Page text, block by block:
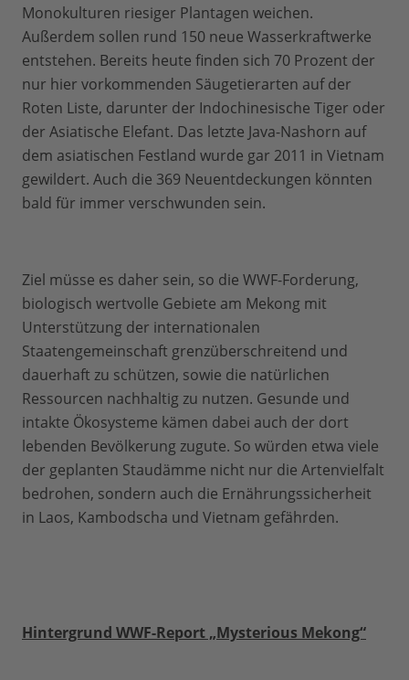
Monokulturen riesiger Plantagen weichen.
Außerdem sollen rund 150 neue Wasserkraftwerke
entstehen. Bereits heute finden sich 70 Prozent der
nur hier vorkommenden Säugetierarten auf der
Roten Liste, darunter der Indochinesische Tiger oder
der Asiatische Elefant. Das letzte Java-Nashorn auf
dem asiatischen Festland wurde gar 2011 in Vietnam
gewildert. Auch die 369 Neuentdeckungen könnten
bald für immer verschwunden sein.
Ziel müsse es daher sein, so die WWF-Forderung,
biologisch wertvolle Gebiete am Mekong mit
Unterstützung der internationalen
Staatengemeinschaft grenzüberschreitend und
dauerhaft zu schützen, sowie die natürlichen
Ressourcen nachhaltig zu nutzen. Gesunde und
intakte Ökosysteme kämen dabei auch der dort
lebenden Bevölkerung zugute. So würden etwa viele
der geplanten Staudämme nicht nur die Artenvielfalt
bedrohen, sondern auch die Ernährungssicherheit
in Laos, Kambodscha und Vietnam gefährden.
Hintergrund WWF-Report „Mysterious Mekong“